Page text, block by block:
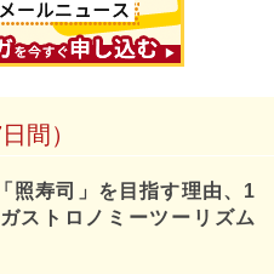
間）
照寿司」を目指す理由、1
ストロノミーツーリズム